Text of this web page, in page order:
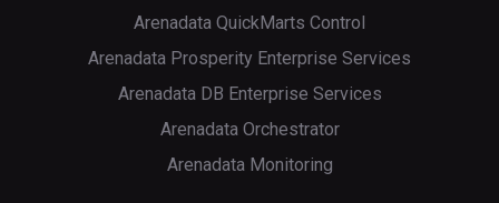
Arenadata QuickMarts Control
Arenadata Prosperity Enterprise Services
Arenadata DB Enterprise Services
Arenadata Orchestrator
Arenadata Monitoring